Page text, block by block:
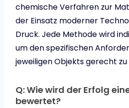
chemische Verfahren zur
der Einsatz moderner
Druck. Jede Methode wird
um den spezifischen
jeweiligen Objekts gerecht zu
Q: Wie wird der Erfolg
bewertet?